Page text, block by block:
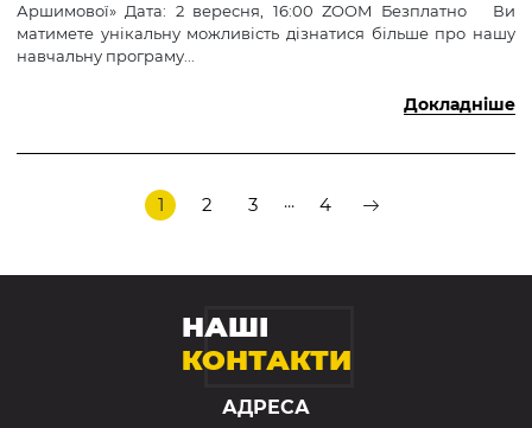
Аршимової» Дата: 2 вересня, 16:00 ZOOM Безплатно Ви
матимете унікальну можливість дізнатися більше про нашу
навчальну програму...
Докладніше
1 2 3 ... 4
НАШІ
КОНТАКТИ
АДРЕСА